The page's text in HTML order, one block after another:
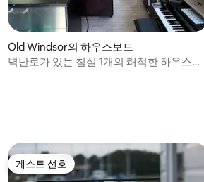
점 만점), 후기 20개
Old Windsor의 하우스보트
벽난로가 있는 침실 1개의 쾌적한 하우스보
게스트 선호
게스트 선호